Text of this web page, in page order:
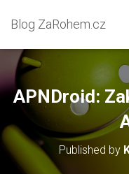
Blog ZaRohem.cz
APNDroid:
Published by